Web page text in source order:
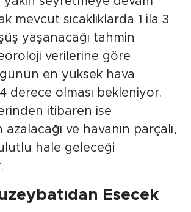
mevcut sıcaklıklarda 1 ila 3
yaşanacağı tahmin
verilerine göre
günün en yüksek hava
derece olması bekleniyor.
itibaren ise
ve havanın parçalı,
hale geleceği
Esecek